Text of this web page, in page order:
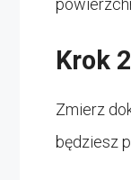
Krok
Zmierz
będziesz